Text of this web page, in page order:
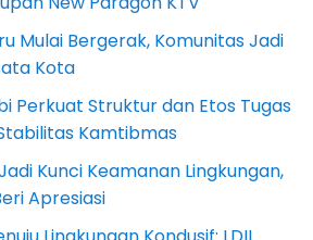
Mulai Bergerak, Komunitas Jadi
Kota
Perkuat Struktur dan Etos Tugas
Kamtibmas
Kunci Keamanan Lingkungan,
Apresiasi